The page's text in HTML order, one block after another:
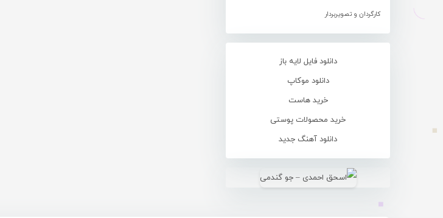
کارگردان و تصویربردار
دانلود فایل لایه باز
دانلود موکاپ
خرید هاست
خرید محصولات پوستی
دانلود آهنگ جدید